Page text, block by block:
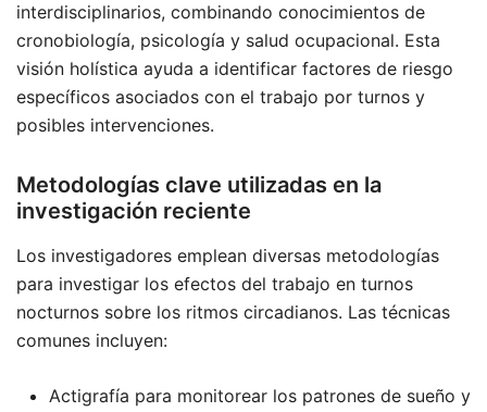
interdisciplinarios, combinando conocimientos de
cronobiología, psicología y salud ocupacional. Esta
visión holística ayuda a identificar factores de riesgo
específicos asociados con el trabajo por turnos y
posibles intervenciones.
Metodologías clave utilizadas en la
investigación reciente
Los investigadores emplean diversas metodologías
para investigar los efectos del trabajo en turnos
nocturnos sobre los ritmos circadianos. Las técnicas
comunes incluyen:
Actigrafía para monitorear los patrones de sueño y